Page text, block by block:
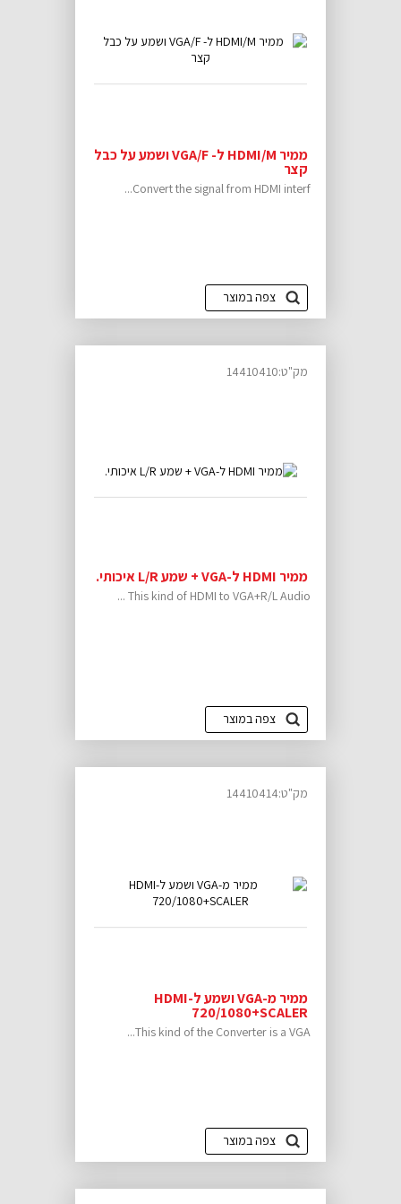
ממיר HDMI/M ל- VGA/F ושמע על כבל
קצר
Convert the signal from HDMI interf...
צפה במוצר
ממיר HDMI ל-VGA + שמע L/R איכותי.
This kind of HDMI to VGA+R/L Audio ...
צפה במוצר
מק"ט:14410410
ממיר מ-VGA ושמע ל-HDMI
720/1080+SCALER
This kind of the Converter is a VGA...
צפה במוצר
מק"ט:14410414